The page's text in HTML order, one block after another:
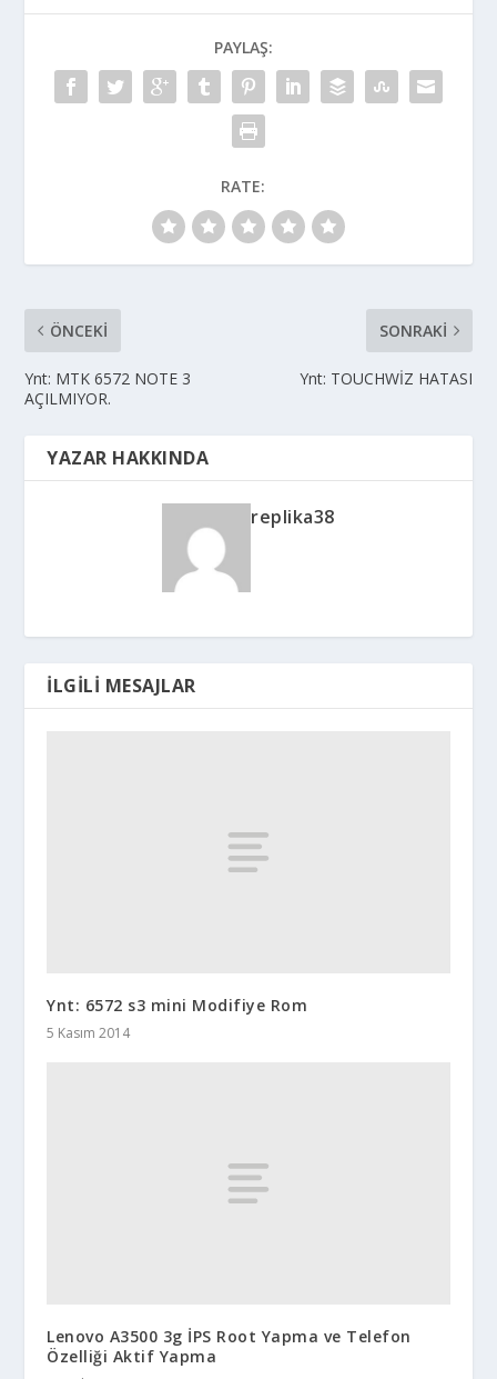
PAYLAŞ:
RATE:
ÖNCEKI
Ynt: MTK 6572 NOTE 3
AÇILMIYOR.
SONRAKI
Ynt: TOUCHWİZ HATASI
YAZAR HAKKINDA
replika38
İLGILI MESAJLAR
Ynt: 6572 s3 mini Modifiye Rom
5 Kasım 2014
Lenovo A3500 3g İPS Root Yapma ve Telefon
Özelliği Aktif Yapma